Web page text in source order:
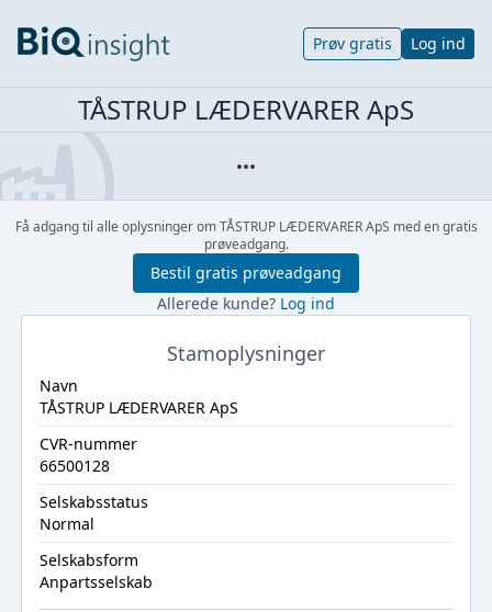
Prøv gratis Log ind
TÅSTRUP LÆDERVARER ApS
Få adgang til alle oplysninger om TÅSTRUP LÆDERVARER ApS med en gratis
prøveadgang.
Bestil gratis prøveadgang
Allerede kunde? Log ind
Stamoplysninger
Navn
TÅSTRUP LÆDERVARER ApS
CVR-nummer
66500128
Selskabsstatus
Normal
Selskabsform
Anpartsselskab